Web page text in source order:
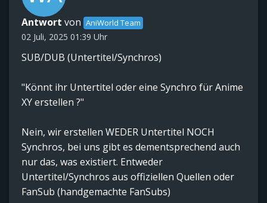
Antwort von AniWorld Team
02 Juli, 2025 01:39 Uhr
SUB/DUB (Untertitel/Synchros)
"Könnt ihr Untertitel oder eine Synchro für Anime
XY erstellen ?"
Nein, wir erstellen WEDER Untertitel NOCH
Synchros, bei uns gibt es dementsprechend auch
nur das, was existiert. Entweder
Untertitel/Synchros aus offiziellen Quellen oder
FanSub (handgemachte FanSubs)